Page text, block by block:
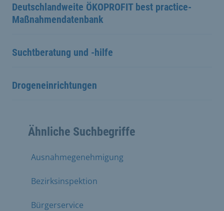
Deutschlandweite ÖKOPROFIT best practice-
Maßnahmendatenbank
Suchtberatung und -hilfe
Drogeneinrichtungen
Ähnliche Suchbegriffe
Ausnahmegenehmigung
Bezirksinspektion
Bürgerservice